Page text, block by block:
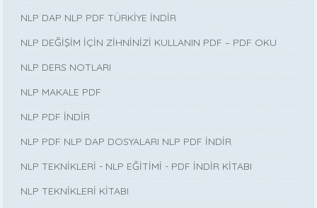
NLP DAP NLP PDF TÜRKİYE İNDİR
NLP DEĞİŞİM İÇİN ZİHNİNİZİ KULLANIN PDF – PDF OKU
NLP DERS NOTLARI
NLP MAKALE PDF
NLP PDF İNDİR
NLP PDF NLP DAP DOSYALARI NLP PDF İNDİR
NLP TEKNİKLERİ - NLP EĞİTİMİ - PDF İNDİR KİTABI
NLP TEKNİKLERİ KİTABI